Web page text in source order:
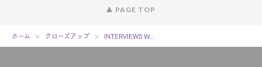
PAGE TOP
ホーム クローズアップ INTERVIEWS W...